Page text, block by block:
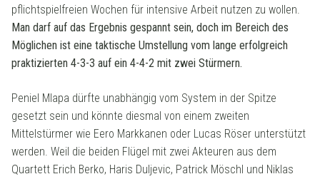
pflichtspielfreien Wochen für intensive Arbeit nutzen zu wollen.
Man darf auf das Ergebnis gespannt sein, doch im Bereich des
Möglichen ist eine taktische Umstellung vom lange erfolgreich
praktizierten 4-3-3 auf ein 4-4-2 mit zwei Stürmern.
Peniel Mlapa dürfte unabhängig vom System in der Spitze
gesetzt sein und könnte diesmal von einem zweiten
Mittelstürmer wie Eero Markkanen oder Lucas Röser unterstützt
werden. Weil die beiden Flügel mit zwei Akteuren aus dem
Quartett Erich Berko, Haris Duljevic, Patrick Möschl und Niklas